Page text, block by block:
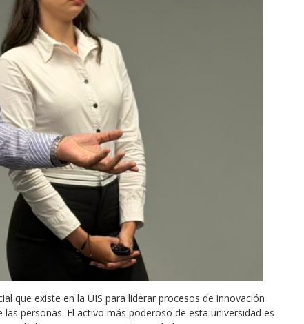
que existe en la UIS para liderar procesos de innovación
personas. El activo más poderoso de esta universidad es